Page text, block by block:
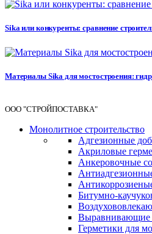
Sika или конкуренты: сравнение
Материалы Sika для мостостроения:
ООО "СТРОЙПОСТАВКА"
Монолитное строительство
Адгезионные
Акриловые
Анкеровочные
Битумно-
Выравнивающие
Герметики для